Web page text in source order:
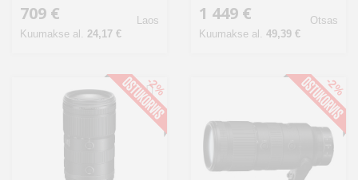
709 €
Kuumakse al. 24,17 €
Laos 1 449 €
Kuumakse al. 49,39 €
Otsas
-2% -2%